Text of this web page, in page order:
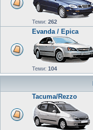
Теми: 262
Evanda / Epica
Теми: 104
Tacuma/Rezzo